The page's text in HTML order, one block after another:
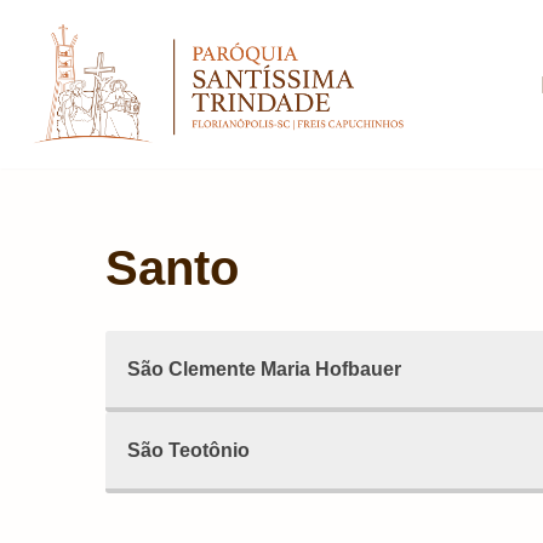
Pular
para
Santo
São Clemente Maria Hofbauer
São Teotônio